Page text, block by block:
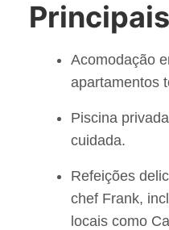
Acomodação
apartamentos
Piscina
cuidada.
Refeições
chef Frank,
locais como